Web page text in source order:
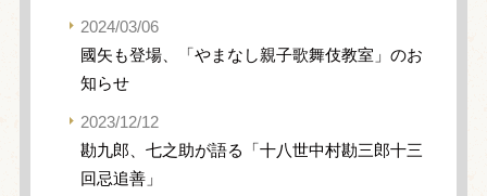
2024/03/06
國矢も登場、「やまなし親子歌舞伎教室」のお
知らせ
2023/12/12
勘九郎、七之助が語る「十八世中村勘三郎十三
回忌追善」